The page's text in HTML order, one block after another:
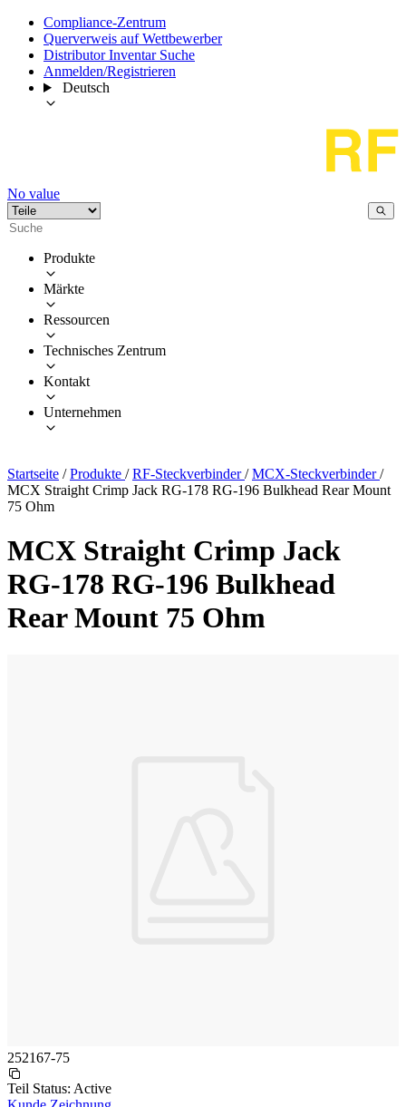
Compliance-Zentrum
Querverweis auf Wettbewerber
Distributor Inventar Suche
Anmelden/Registrieren
Deutsch
No value
Produkte
Märkte
Ressourcen
Technisches Zentrum
Kontakt
Unternehmen
Startseite / Produkte / RF-Steckverbinder/ MCX-Steckverbinder/
MCX Straight Crimp Jack RG-178 RG-196 Bulkhead Rear Mount
75 Ohm
MCX Straight Crimp Jack
RG-178 RG-196 Bulkhead
Rear Mount 75 Ohm
252167-75
Teil Status: Active